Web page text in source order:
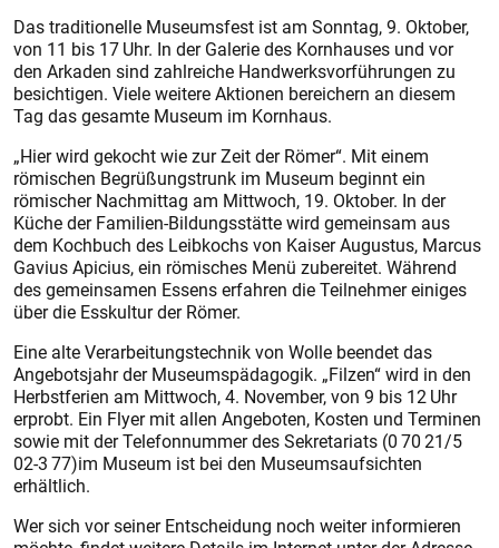
Das traditionelle Museumsfest ist am Sonntag, 9. Oktober,
von 11 bis 17 Uhr. In der Galerie des Kornhauses und vor
den Arkaden sind zahlreiche Handwerksvorführungen zu
besichtigen. Viele weitere Aktionen bereichern an diesem
Tag das gesamte Museum im Kornhaus.
„Hier wird gekocht wie zur Zeit der Römer“. Mit einem
römischen Begrüßungstrunk im Museum beginnt ein
römischer Nachmittag am Mittwoch, 19. Oktober. In der
Küche der Familien-Bildungsstätte wird gemeinsam aus
dem Kochbuch des Leibkochs von Kaiser Augustus, Marcus
Gavius Apicius, ein römisches Menü zubereitet. Während
des gemeinsamen Essens erfahren die Teilnehmer einiges
über die Esskultur der Römer.
Eine alte Verarbeitungstechnik von Wolle beendet das
Angebotsjahr der Museumspädagogik. „Filzen“ wird in den
Herbstferien am Mittwoch, 4. November, von 9 bis 12 Uhr
erprobt. Ein Flyer mit allen Angeboten, Kosten und Terminen
sowie mit der Telefonnummer des Sekretariats (0 70 21/5
02-3 77)im Museum ist bei den Museumsaufsichten
erhältlich.
Wer sich vor seiner Entscheidung noch weiter informieren